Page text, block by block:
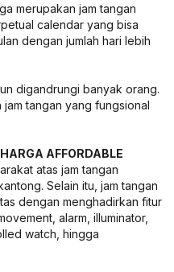
merupakan jam tangan
calendar yang bisa
dengan jumlah hari lebih
digandrungi banyak orang.
tangan yang fungsional
AFFORDABLE
atas jam tangan
Selain itu, jam tangan
dengan menghadirkan fitur
alarm, illuminator,
watch, hingga